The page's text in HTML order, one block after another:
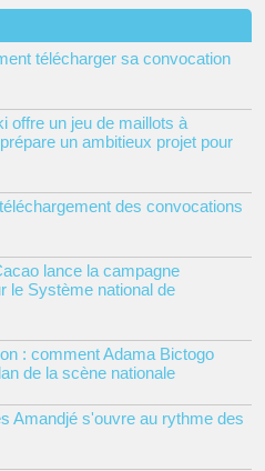
télécharger sa convocation
offre un jeu de maillots à
un ambitieux projet pour
des convocations
lance la campagne
le Système national de
: comment Adama Bictogo
de la scène nationale
Amandjé s'ouvre au rythme des